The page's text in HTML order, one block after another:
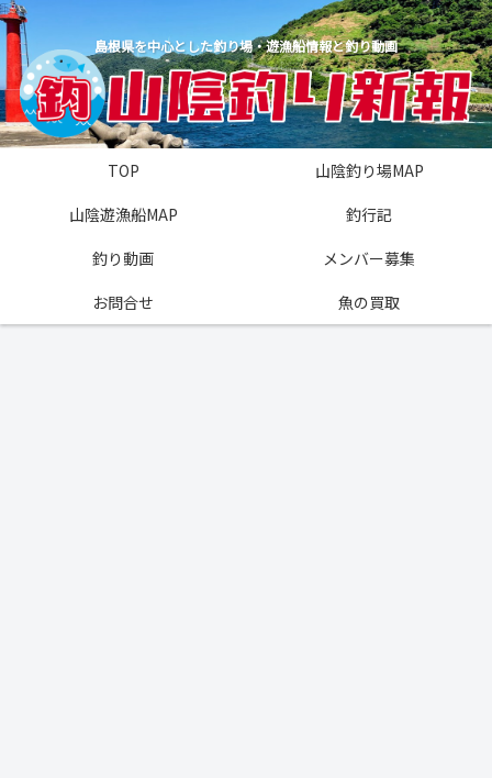
島根県を中心とした釣り場・遊漁船情報と釣り動画
TOP
山陰釣り場MAP
山陰遊漁船MAP
釣行記
釣り動画
メンバー募集
お問合せ
魚の買取